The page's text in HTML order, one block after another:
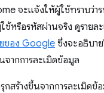
จะแจ้งให้ผู้ใช้ทราบว่า
หรือรหัสผ่านจริง ดูรายละ
ของ Google ซึ่งจะอธิบา
ากการละเมิดข้อมูล
สร้างขึ้นจากการละเมิดข้